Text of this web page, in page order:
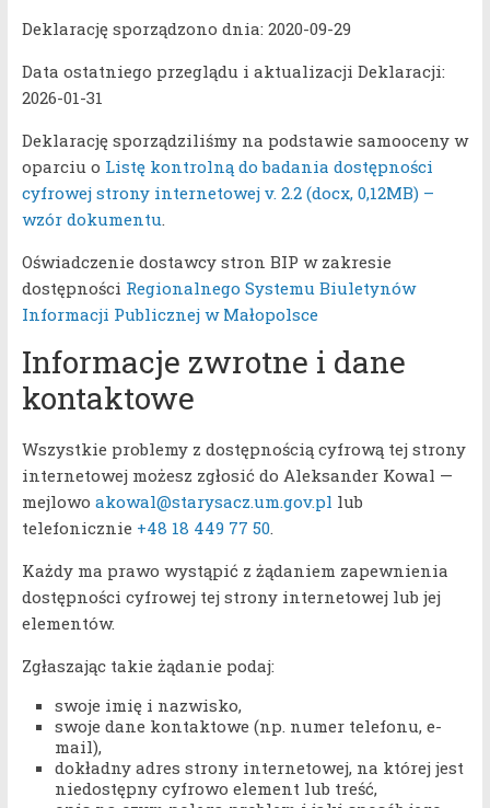
Deklarację sporządzono dnia: 2020-09-29
Data ostatniego przeglądu i aktualizacji Deklaracji:
2026-01-31
Deklarację sporządziliśmy na podstawie samooceny w
oparciu o Listę kontrolną do badania dostępności
cyfrowej strony internetowej v. 2.2 (docx, 0,12MB) –
wzór dokumentu
Oświadczenie dostawcy stron BIP w zakresie
dostępności Regionalnego Systemu Biuletynów
Informacji Publicznej w Małopolsce
Informacje zwrotne i dane
kontaktowe
Wszystkie problemy z dostępnością cyfrową tej strony
internetowej możesz zgłosić do Aleksander Kowal —
mejlowo akowal@starysacz.um.gov.pl lub
telefonicznie +48 18 449 77 50.
Każdy ma prawo wystąpić z żądaniem zapewnienia
dostępności cyfrowej tej strony internetowej lub jej
elementów.
Zgłaszając takie żądanie podaj:
swoje imię i nazwisko,
swoje dane kontaktowe (np. numer telefonu, e-
mail),
dokładny adres strony internetowej, na której jest
niedostępny cyfrowo element lub treść,